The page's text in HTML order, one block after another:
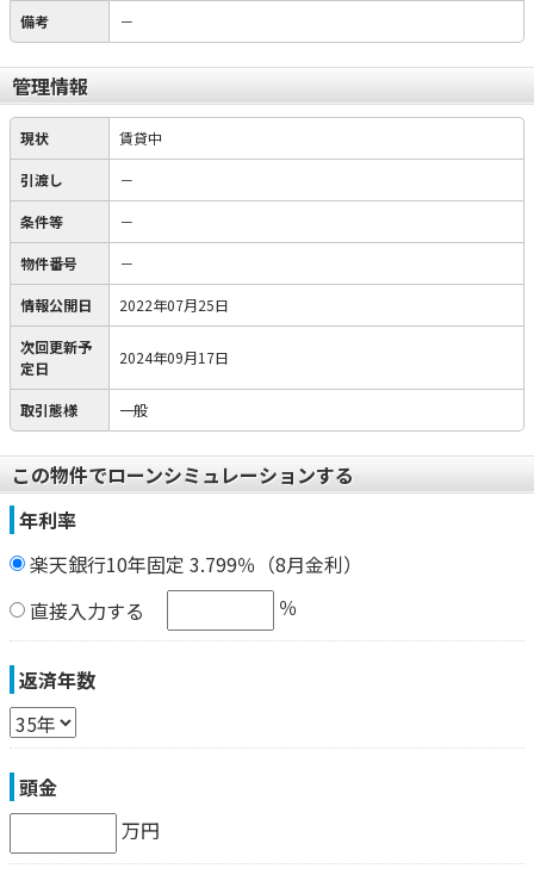
備考 －
管理情報
現状 賃貸中
引渡し －
条件等 －
物件番号 －
情報公開日 2022年07月25日
次回更新予
定日
2024年09月17日
取引態様 一般
この物件でローンシミュレーションする
年利率
楽天銀行10年固定 3.799％（8月金利）
直接入力する
％
返済年数
頭金
万円